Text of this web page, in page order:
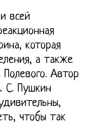
всей
которая
а также
Автор
С. Пушкин
чтобы так